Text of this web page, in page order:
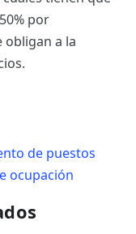
por
obligan a la
de puestos
ocupación